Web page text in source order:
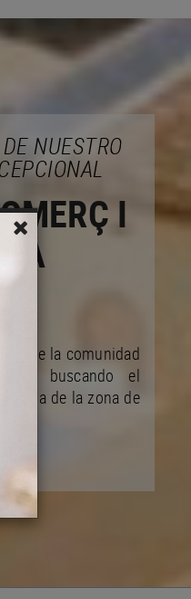
NUESTRO
I
de la comunidad
buscando el
de la zona de